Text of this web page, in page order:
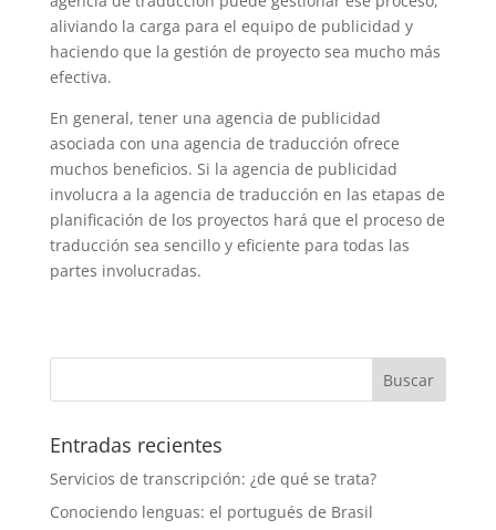
aliviando la carga para el equipo de publicidad y
haciendo que la gestión de proyecto sea mucho más
efectiva.
En general, tener una agencia de publicidad
asociada con una agencia de traducción ofrece
muchos beneficios. Si la agencia de publicidad
involucra a la agencia de traducción en las etapas de
planificación de los proyectos hará que el proceso de
traducción sea sencillo y eficiente para todas las
partes involucradas.
Entradas recientes
Servicios de transcripción: ¿de qué se trata?
Conociendo lenguas: el portugués de Brasil